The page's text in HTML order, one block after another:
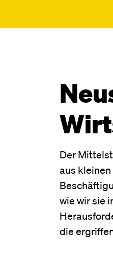
Der
aus
wie wir sie
die